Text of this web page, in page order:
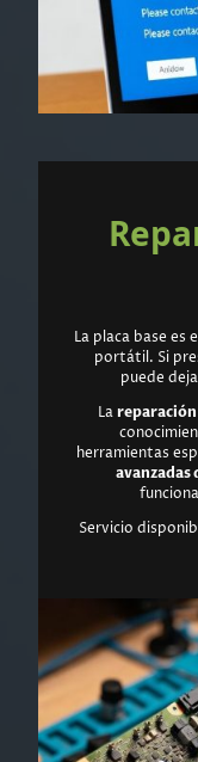
La placa base
portátil. Si
puede
Lareparación
herramientas
avanzadas
Servicio